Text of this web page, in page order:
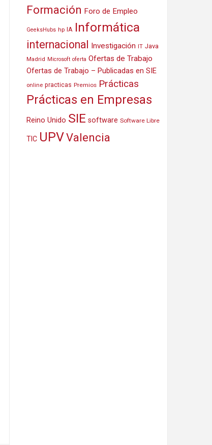
Formación Foro de Empleo
GeeksHubs hp IA Informática
internacional Investigación IT Java
Madrid Microsoft oferta Ofertas de Trabajo
Ofertas de Trabajo – Publicadas en SIE
online practicas Premios Prácticas
Prácticas en Empresas
Reino Unido SIE software Software Libre
TIC UPVValencia